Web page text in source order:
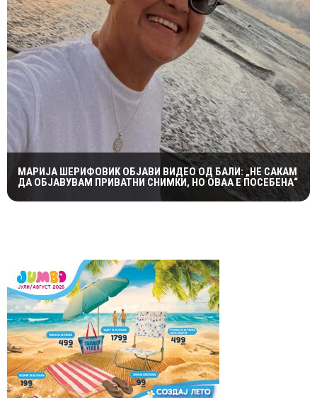
МАРИЈА ШЕРИФОВИЌ ОБЈАВИ ВИДЕО ОД БАЛИ: „НЕ САКАМ
ДА ОБЈАВУВАМ ПРИВАТНИ СНИМКИ, НО ОВАА Е ПОСЕБЕНА“